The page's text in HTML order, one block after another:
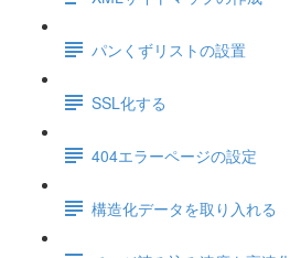
パンくずリストの設置
SSL化する
404エラーページの設定
構造化データを取り入れる